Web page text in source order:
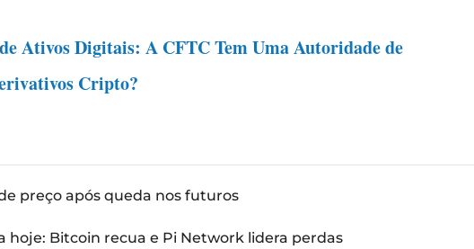
Ativos Digitais: A CFTC Tem Uma Autoridade de
Cripto?
preço após queda nos futuros
hoje: Bitcoin recua e Pi Network lidera perdas